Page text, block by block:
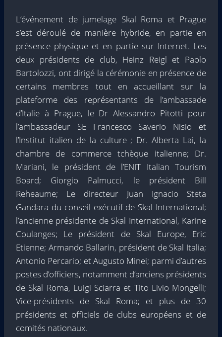
L’événement de jumelage Skal Roma et Prague
s’est déroulé de manière hybride, en partie en
présence physique et en partie sur Internet. Les
deux présidents de club, Heinz Reigl et Paolo
Bartolozzi, ont dirigé la cérémonie en présence de
certains membres tout en accueillant sur la
plateforme des représentants de l’ambassade
d’Italie à Prague, le Dr Alessandro Pitotti pour
l’ambassadeur SE Francesco Saverio Nisio et
l’Institut italien de la culture ; Dr. Alberta Lai, la
chambre de commerce tchèque italienne; Dr.
Mariani, le président de l’ENIT Italian Tourism
Board; Giorgio Palmucci, le président Bill
Reheaume; Le directeur Juan Ignacio Steta
Gandara du conseil exécutif de Skal International;
l’ancienne présidente de Skal International, Karine
Coulanges; Le président de Skal Europe, Eric
Etienne; Armando Ballarin, président de Skal Italia;
Antonio Percario; et Augusto Minei; parmi d’autres
postes d’officiers, notamment d’anciens présidents
de Skal Roma, Luigi Sciarra et Tito Livio Mongelli;
Vice-présidents de Skal Roma; et plus de 30
présidents et officiels de clubs européens et de
comités nationaux.